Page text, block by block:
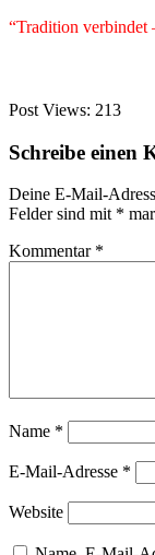
“Tradition verbindet
Post Views: 213
Schreibe einen
Deine E-Mail-
Felder sind mit *
Kommentar *
Name *
E-Mail-Adresse *
Website